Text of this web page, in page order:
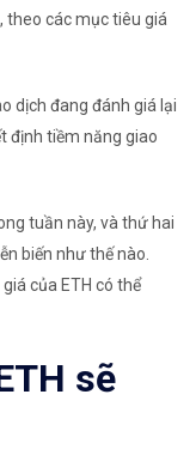
theo các mục tiêu giá
dịch đang đánh giá lại
định tiềm năng giao
tuần này, và thứ hai
biến như thế nào.
của ETH có thể
sẽ